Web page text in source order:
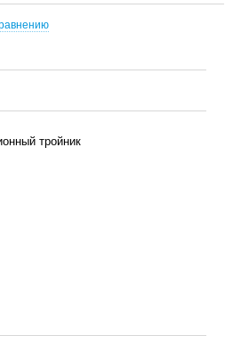
тройник